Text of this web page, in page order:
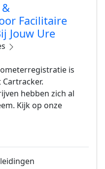
Facilitaire
Jouw Ure
is
hebben zich al
Kijk op onze